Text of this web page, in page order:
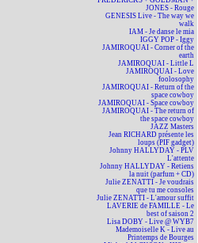
JONES - Rouge
GENESIS Live - The way we
walk
IAM - Je danse le mia
IGGY POP - Iggy
JAMIROQUAI - Corner of the
earth
JAMIROQUAI - Little L
JAMIROQUAI - Love
foolosophy
JAMIROQUAI - Return of the
space cowboy
JAMIROQUAI - Space cowboy
JAMIROQUAI - The return of
the space cowboy
JAZZ Masters
Jean RICHARD présente les
loups (PIF gadget)
Johnny HALLYDAY - PLV
L'attente
Johnny HALLYDAY - Retiens
la nuit (parfum + CD)
Julie ZENATTI - Je voudrais
que tu me consoles
Julie ZENATTI - L'amour suffit
LAVERIE de FAMILLE - Le
best of saison 2
Lisa DOBY - Live @ WYB7
Mademoiselle K - Live au
Printemps de Bourges